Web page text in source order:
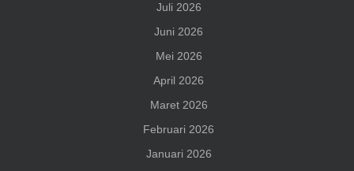
Juli 2026
Juni 2026
Mei 2026
April 2026
Maret 2026
Februari 2026
Januari 2026